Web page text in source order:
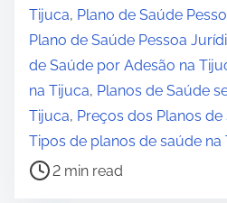
Tijuca, Plano de Saúde
Plano de Saúde Pessoa
de Saúde por Adesão na
na Tijuca, Planos de Saúde
Tijuca, Preços dos Planos
Tipos de planos de saúde na
r
e
a
d
t
i
m
2 min read